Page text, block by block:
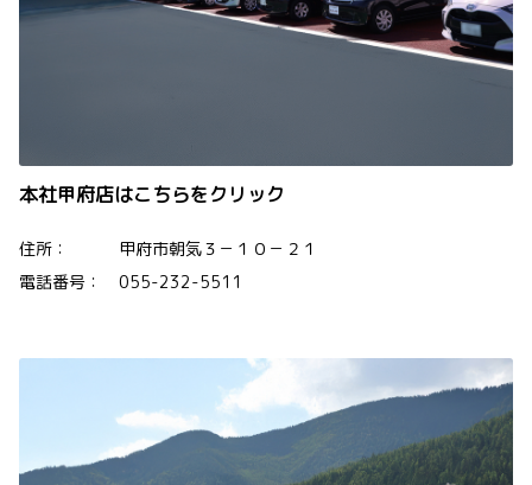
本社甲府店はこちらをクリック
住所： 甲府市朝気３－１０－２１
電話番号： 055-232-5511